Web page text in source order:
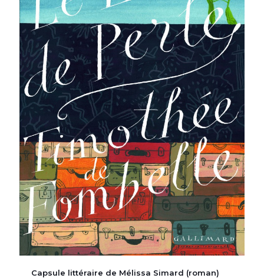
Capsule littéraire de Mélissa Simard (roman)